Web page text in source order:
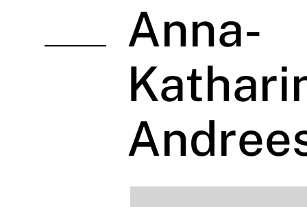
Anna-